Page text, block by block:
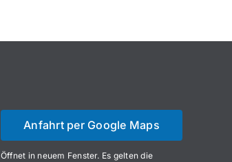
Anfahrt per Google Maps
Öffnet in neuem Fenster. Es gelten die